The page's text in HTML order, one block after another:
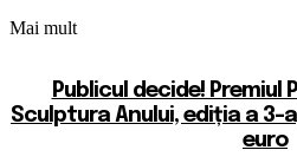
Mai mult
Publicul decide! Premiul
Sculptura Anului, ediția a 3-
euro